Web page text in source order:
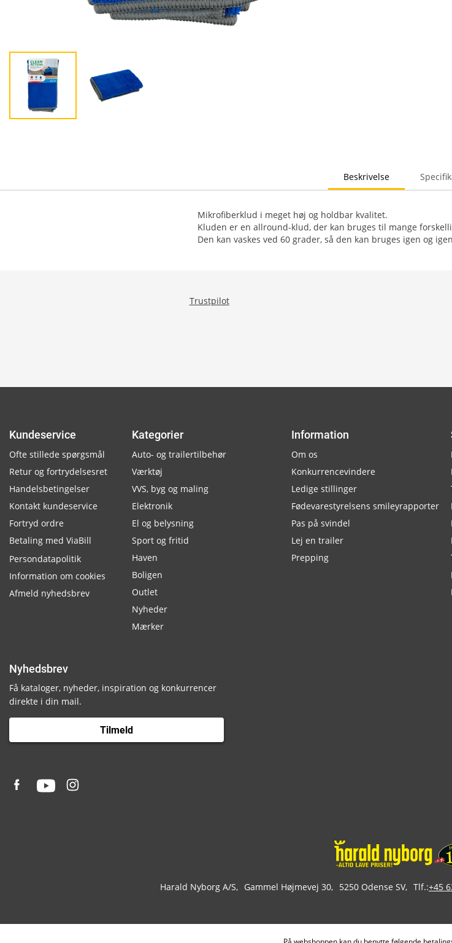
Beskrivelse
Mikrofiberklud i meget høj og holdbar kvalitet.
Kluden er en allround-klud, der kan bruges til mange
Den kan vaskes ved 60 grader, så den kan bruges igen og
Trustpilot
Kundeservice
Ofte stillede spørgsmål
Retur og fortrydelsesret
Handelsbetingelser
Kontakt kundeservice
Fortryd ordre
Betaling med ViaBill
Persondatapolitik
Information om cookies
Afmeld nyhedsbrev
Kategorier
Auto- og trailertilbehør
Værktøj
VVS, byg og maling
Elektronik
El og belysning
Sport og fritid
Haven
Boligen
Outlet
Nyheder
Mærker
Information
Om os
Konkurrencevindere
Ledige stillinger
Fødevarestyrelsens smileyrapporter
Pas på svindel
Lej en trailer
Prepping
Nyhedsbrev
Få kataloger, nyheder, inspiration og konkurrencer
direkte i din mail.
Tilmeld
Harald Nyborg A/S Gammel Højmevej 30 5250 Odense SV Tlf.:+45